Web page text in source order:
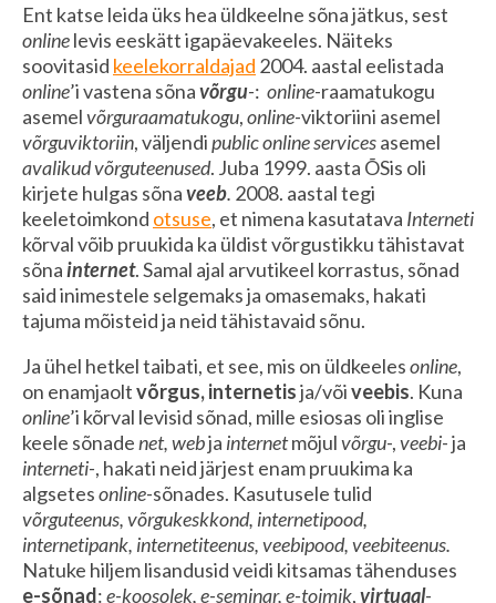
Ent katse leida üks hea üldkeelne sõna jätkus, sest
onlinelevis eeskätt igapäevakeeles. Näiteks
soovitasid keelekorraldajad 2004. aastal eelistada
online’i vastena sõnavõrgu-: online-raamatukogu
asemelvõrguraamatukogu,online-viktoriini asemel
võrguviktoriin, väljendipublic online servicesasemel
avalikud võrguteenused. Juba 1999. aasta ÕSis oli
kirjete hulgas sõnaveeb. 2008. aastal tegi
keeletoimkond otsuse, et nimena kasutatava Interneti
kõrval võib pruukida ka üldist võrgustikku tähistavat
sõnainternet. Samal ajal arvutikeel korrastus, sõnad
said inimestele selgemaks ja omasemaks, hakati
tajuma mõisteid ja neid tähistavaid sõnu.
Ja ühel hetkel taibati, et see, mis on üldkeelesonline,
on enamjaoltvõrgus, internetisja/võiveebis. Kuna
online’i kõrval levisid sõnad, mille esiosas oli inglise
keele sõnadenet, webja internetmõjulvõrgu-,veebi- ja
interneti-, hakati neid järjest enam pruukima ka
algsetesonline-sõnades. Kasutusele tulid
võrguteenus, võrgukeskkond, internetipood,
internetipank, internetiteenus, veebipood, veebiteenus.
Natuke hiljem lisandusid veidi kitsamas tähenduses
e-sõnad:e-koosolek, e-seminar, e-toimik,virtuaal-